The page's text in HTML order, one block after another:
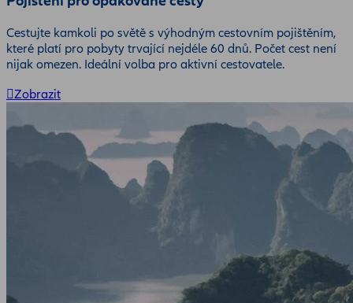
Cestujte kamkoli po světě s výhodným cestovním pojištěním,
které platí pro pobyty trvající nejdéle 60 dnů. Počet cest není
nijak omezen. Ideální volba pro aktivní cestovatele.
Zobrazit